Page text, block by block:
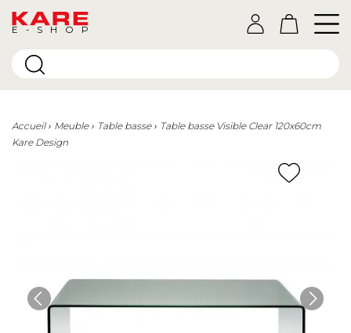
E-SHOP
Accueil Meuble Table basse
Table basse Visible Clear 120x60cm
Kare Design